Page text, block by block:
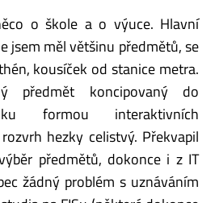
o škole a o výuce. Hlavní
jsem měl většinu předmětů, se
kousíček od stanice metra.
předmět koncipovaný do
formou interaktivních
hezky celistvý. Překvapil
předmětů, dokonce i z IT
žádný problém s uznáváním